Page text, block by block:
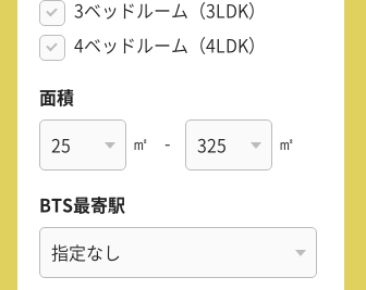
3ベッドルーム（3LDK）
4ベッドルーム（4LDK）
面積
㎡ - ㎡
BTS最寄駅